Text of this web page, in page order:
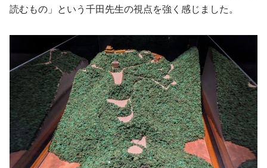
読むもの」という千田先生の視点を強く感じました。